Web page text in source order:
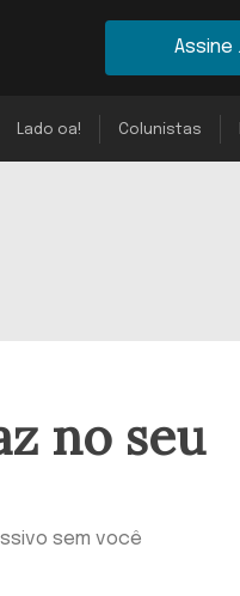
Assine
Lado oa! Colunistas
no seu
sem você